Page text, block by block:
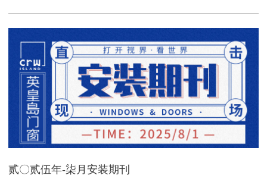
贰〇贰伍年-柒月安装期刊